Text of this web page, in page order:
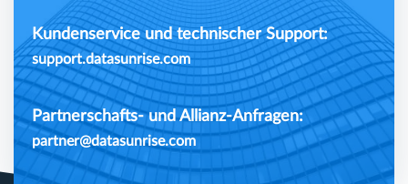
Kundenservice und technischer Support:
support.datasunrise.com
Partnerschafts- und Allianz-Anfragen:
partner@datasunrise.com